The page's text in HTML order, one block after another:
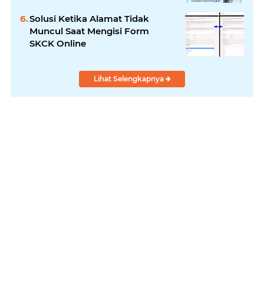
Solusi Ketika Alamat Tidak
Muncul Saat Mengisi Form
SKCK Online
Lihat Selengkapnya